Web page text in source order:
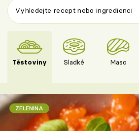
Těstoviny Sladké Maso
ZELENINA